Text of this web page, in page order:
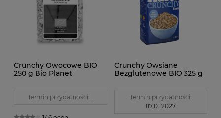
Crunchy Owocowe BIO
250 g Bio Planet
Termin przydatności: .
Crunchy Owsiane
Bezglutenowe BIO 325 g
Termin przydatności:
07.01.2027